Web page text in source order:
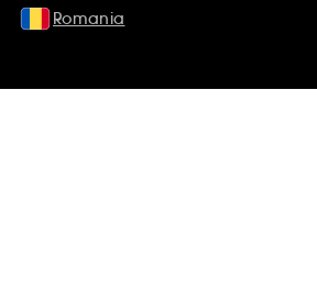
Romania